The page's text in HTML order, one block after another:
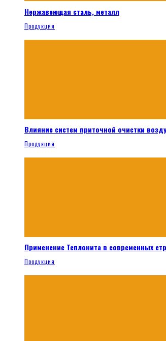
Нержавеющая сталь, металл
Продукция
Влияние систем приточной очистки
Продукция
Применение Теплонита в современных
Продукция